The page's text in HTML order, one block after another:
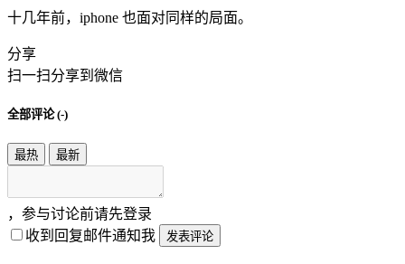
十几年前，iphone 也面对同样的局面。
分享
扫一扫分享到微信
全部评论 (-)
最热 最新
，参与讨论前请先登录
收到回复邮件通知我
发表评论